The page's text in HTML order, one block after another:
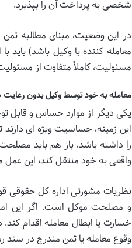
شخصی به پرداخت آن را بپذیرد.
در این وضعیت، مبنای مطالبه ثمن
معامله کننده با وکیل باشد)
مسئولیت، کاملاً متفاوت از
معامله به خود توسط وکیل بدون رعایت
یکی دیگر از موارد حساس و قابل
این زمینه، حساسیت ویژه ای دارند
را داشته باشد، باز هم باید مصلحت
واقعی به خود منتقل کند، این عمل
نظریات مشورتی اداره کل حقوقی
و مصلحت موکل است. اگر این
خسارت یا ابطال معامله اقدام
وقوع معامله یا ثمن مندرج در